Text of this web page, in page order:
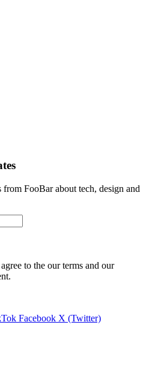
from FooBar about tech, design and
to the our terms and our
Facebook X (Twitter)